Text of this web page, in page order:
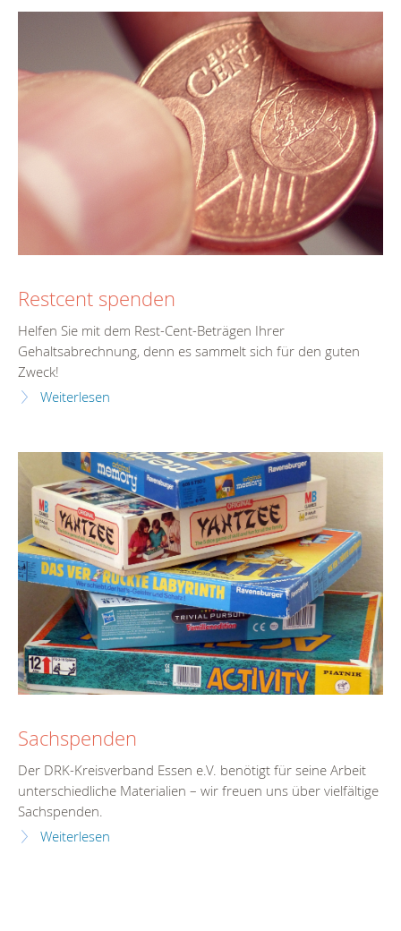
Restcent spenden
Helfen Sie mit dem Rest-Cent-Beträgen Ihrer
Gehaltsabrechnung, denn es sammelt sich für den guten
Zweck!
Weiterlesen
Sachspenden
Der DRK-Kreisverband Essen e.V. benötigt für seine Arbeit
unterschiedliche Materialien – wir freuen uns über vielfältige
Sachspenden.
Weiterlesen